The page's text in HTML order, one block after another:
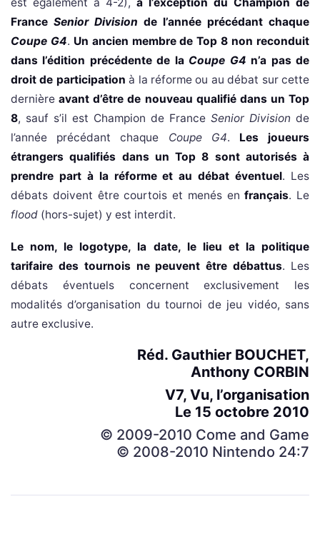
France Senior Division de l’année précédant chaque
Coupe G4. Un ancien membre de Top 8 non reconduit
dans l’édition précédente de la Coupe G4 n’a pas de
droit de participation à la réforme ou au débat sur cette
dernièreavant d’être de nouveau qualifié dans un Top
8, sauf s’il est Champion de France Senior Division de
l’année précédant chaque Coupe G4. Les joueurs
étrangers qualifiés dans un Top 8 sont autorisés à
prendre part à la réforme et au débat éventuel. Les
débats doivent être courtois et menés enfrançais. Le
flood (hors-sujet) y est interdit.
Le nom, le logotype, la date, le lieu et la politique
tarifaire des tournois ne peuvent être débattus. Les
débats éventuels concernent exclusivement les
modalités d’organisation du tournoi de jeu vidéo, sans
autre exclusive.
Réd. Gauthier BOUCHET,
Anthony CORBIN
V7, Vu, l’organisation
Le 15 octobre 2010
© 2009-2010 Come and Game
© 2008-2010 Nintendo 24:7